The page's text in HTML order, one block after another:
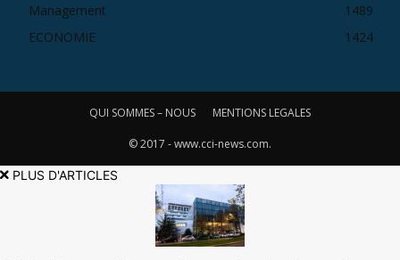
Management
1489
ECONOMIE
1424
QUI SOMMES – NOUS MENTIONS LEGALES
© 2017 - www.cci-news.com.
PLUS D'ARTICLES